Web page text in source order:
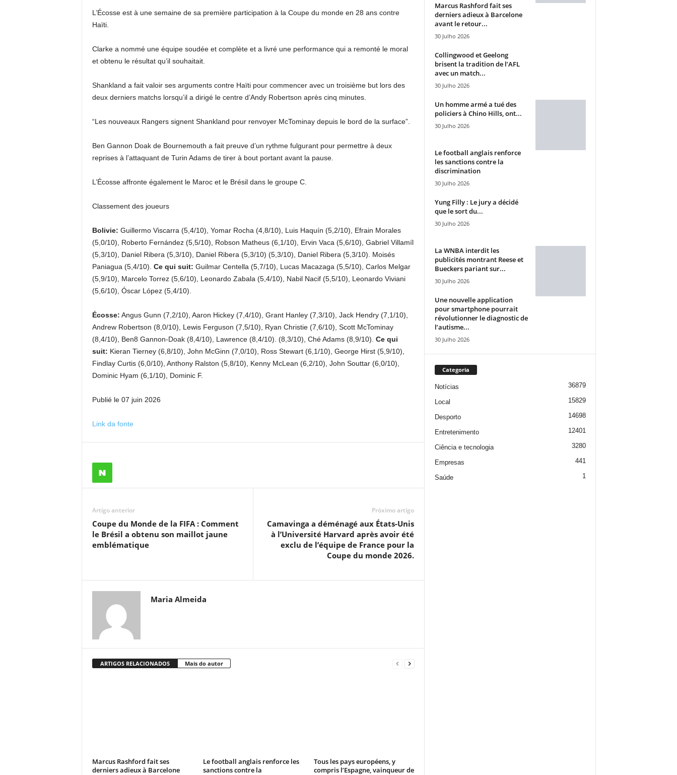
L’Écosse est à une semaine de sa première participation à la Coupe du monde en 28 ans contre
Haïti.
Clarke a nommé une équipe soudée et complète et a livré une performance qui a remonté le moral
et obtenu le résultat qu’il souhaitait.
Shankland a fait valoir ses arguments contre Haïti pour commencer avec un troisième but lors des
deux derniers matchs lorsqu’il a dirigé le centre d’Andy Robertson après cinq minutes.
“Les nouveaux Rangers signent Shankland pour renvoyer McTominay depuis le bord de la surface”.
Ben Gannon Doak de Bournemouth a fait preuve d’un rythme fulgurant pour permettre à deux
reprises à l’attaquant de Turin Adams de tirer à bout portant avant la pause.
L’Écosse affronte également le Maroc et le Brésil dans le groupe C.
Classement des joueurs
Bolivie: Guillermo Viscarra (5,4/10), Yomar Rocha (4,8/10), Luis Haquín (5,2/10), Efrain Morales
(5,0/10), Roberto Fernández (5,5/10), Robson Matheus (6,1/10), Ervin Vaca (5,6/10), Gabriel Villamíl
(5,3/10), Daniel Ribera (5,3/10), Daniel Ribera (5,3/10) (5,3/10), Daniel Ribera (5,3/10). Moisés
Paniagua (5,4/10). Ce qui suit: Guilmar Centella (5,7/10), Lucas Macazaga (5,5/10), Carlos Melgar
(5,9/10), Marcelo Torrez (5,6/10), Leonardo Zabala (5,4/10), Nabil Nacif (5,5/10), Leonardo Viviani
(5,6/10), Óscar López (5,4/10).
Écosse: Angus Gunn (7,2/10), Aaron Hickey (7,4/10), Grant Hanley (7,3/10), Jack Hendry (7,1/10),
Andrew Robertson (8,0/10), Lewis Ferguson (7,5/10), Ryan Christie (7,6/10), Scott McTominay
(8,4/10), Ben8 Gannon-Doak (8,4/10), Lawrence (8,4/10). (8,3/10), Ché Adams (8,9/10). Ce qui
suit: Kieran Tierney (6,8/10), John McGinn (7,0/10), Ross Stewart (6,1/10), George Hirst (5,9/10),
Findlay Curtis (6,0/10), Anthony Ralston (5,8/10), Kenny McLean (6,2/10), John Souttar (6,0/10),
Dominic Hyam (6,1/10), Dominic F.
Publié le 07 juin 2026
Link da fonte
Artigo anterior
Coupe du Monde de la FIFA : Comment
le Brésil a obtenu son maillot jaune
emblématique
Próximo artigo
Camavinga a déménagé aux États-Unis
à l’Université Harvard après avoir été
exclu de l’équipe de France pour la
Coupe du monde 2026.
Maria Almeida
ARTIGOS RELACIONADOS Mais do autor
Marcus Rashford fait ses
derniers adieux à Barcelone
Le football anglais renforce les
sanctions contre la
Tous les pays européens, y
compris l’Espagne, vainqueur de
Marcus Rashford fait ses
derniers adieux à Barcelone
avant le retour...
30 Julho 2026
Collingwood et Geelong
brisent la tradition de l’AFL
avec un match...
30 Julho 2026
Un homme armé a tué des
policiers à Chino Hills, ont...
30 Julho 2026
Le football anglais renforce
les sanctions contre la
discrimination
30 Julho 2026
Yung Filly : Le jury a décidé
que le sort du...
30 Julho 2026
La WNBA interdit les
publicités montrant Reese et
Bueckers pariant sur...
30 Julho 2026
Une nouvelle application
pour smartphone pourrait
révolutionner le diagnostic de
l’autisme...
30 Julho 2026
Categoria
Notícias 36879
Local 15829
Desporto 14698
Entretenimento 12401
Ciência e tecnologia 3280
Empresas 441
Saúde 1